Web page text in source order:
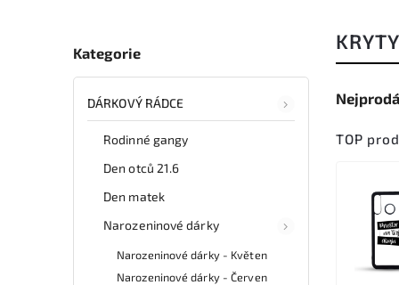
Kategorie
DÁRKOVÝ RÁDCE
Rodinné gangy
Den otců 21.6
Den matek
Narozeninové dárky
Narozeninové dárky - Květen
Narozeninové dárky - Červen
TOP